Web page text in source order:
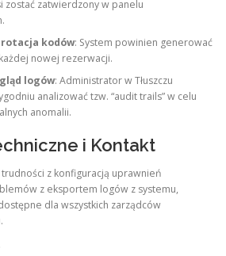
zostać zatwierdzony w panelu
kodów: System powinien generować
nowej rezerwacji.
logów: Administrator w Tłuszczu
analizować tzw. “audit trails” w celu
anomalii.
i Kontakt
z konfiguracją uprawnień
z eksportem logów z systemu,
dla wszystkich zarządców